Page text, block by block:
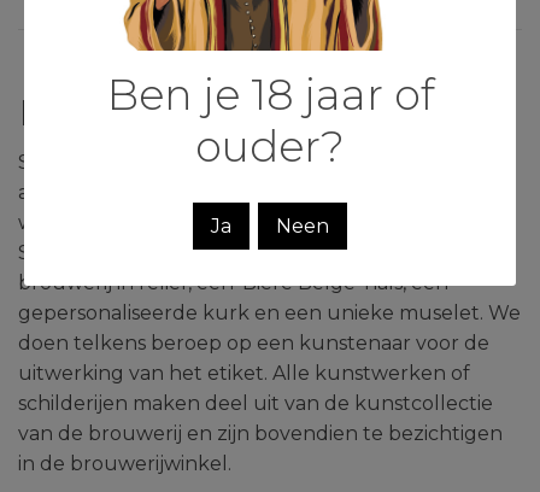
Magnum 2024
Sinds 2012 produceren we jaarlijks een beperkt
aantal Magnum flessen van 1,5 liter. Onze Abt 12
wordt dan afgevuld in een speciale donkerbruine
St.Bernardus Magnum fles met het logo van de
brouwerij in reliëf, een 'Bière Belge' hals, een
gepersonaliseerde kurk en een unieke muselet. We
doen telkens beroep op een kunstenaar voor de
uitwerking van het etiket. Alle kunstwerken of
schilderijen maken deel uit van de kunstcollectie
van de brouwerij en zijn bovendien te bezichtigen
in de brouwerijwinkel.
Ben je 18 jaar of
ouder?
Ja Neen